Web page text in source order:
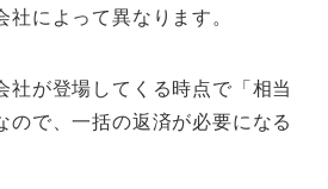
によって異なります。
社が登場してくる時点で「相当
ので、一括の返済が必要になる